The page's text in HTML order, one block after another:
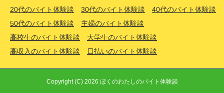
20代のバイト体験談
30代のバイト体験談
40代のバイト体験談
50代のバイト体験談
主婦のバイト体験談
高校生のバイト体験談
大学生のバイト体験談
高収入のバイト体験談
日払いのバイト体験談
Copyright (C) 2026 ぼくのわたしのバイト体験談